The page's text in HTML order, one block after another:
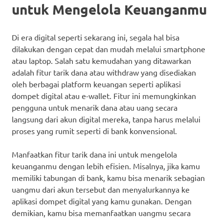
untuk Mengelola Keuanganmu
Di era digital seperti sekarang ini, segala hal bisa
dilakukan dengan cepat dan mudah melalui smartphone
atau laptop. Salah satu kemudahan yang ditawarkan
adalah fitur tarik dana atau withdraw yang disediakan
oleh berbagai platform keuangan seperti aplikasi
dompet digital atau e-wallet. Fitur ini memungkinkan
pengguna untuk menarik dana atau uang secara
langsung dari akun digital mereka, tanpa harus melalui
proses yang rumit seperti di bank konvensional.
Manfaatkan fitur tarik dana ini untuk mengelola
keuanganmu dengan lebih efisien. Misalnya, jika kamu
memiliki tabungan di bank, kamu bisa menarik sebagian
uangmu dari akun tersebut dan menyalurkannya ke
aplikasi dompet digital yang kamu gunakan. Dengan
demikian, kamu bisa memanfaatkan uangmu secara